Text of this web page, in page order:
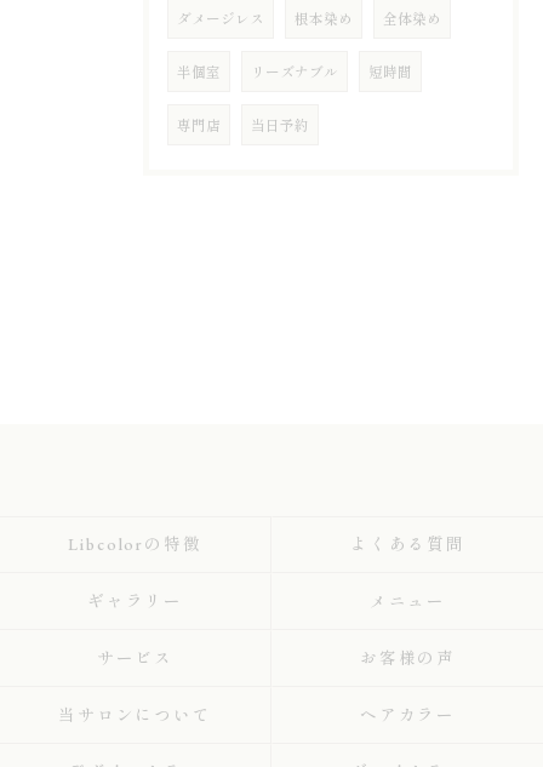
ダメージレス 根本染め 全体染め
半個室 リーズナブル 短時間
専門店 当日予約
Libcolorの特徴 よくある質問
ギャラリー メニュー
サービス お客様の声
当サロンについて ヘアカラー